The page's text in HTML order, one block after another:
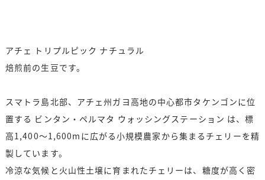
アチェ トリプルピック ナチュラル
焙煎前の生豆です。
スマトラ島北部、アチェ州ガヨ高地の中心都市タケンゴンに位
置する ビンタン・ペルマタ ウォッシングステーション は、標
高1,400〜1,600mに広がる小規模農家から集まるチェリーを精
製しています。
冷涼な気候と火山性土壌に育まれたチェリーは、糖度が高く密